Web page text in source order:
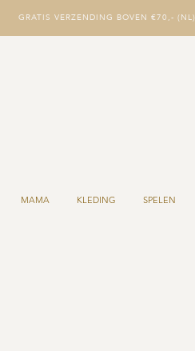
GRATIS VERZENDING BOVEN €70,- (NL)
MAMA KLEDING SPELEN